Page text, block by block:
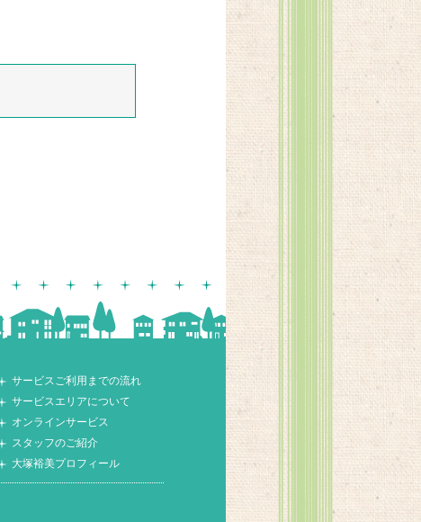
サービスご利用までの流れ
サービスエリアについて
オンラインサービス
スタッフのご紹介
大塚裕美プロフィール